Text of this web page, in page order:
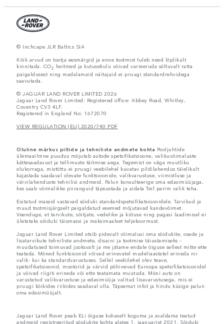
© Inchcape JLR Baltics SIA
Kõik arvud on tootja eesmärgid ja enne tootmist tuleb need lõplikult
kinnitada. CO2 heitmed ja kutusekulu võivad varieeruda sõltuvalt ratta
paigaldusest ning madalamaid näitajaid ei pruugi standardrehvidega
saavutada.
© JAGUAR LAND ROVER LIMITED 2026
Jaguar Land Rover Limited: Registered office: Abbey Road, Whitley,
Coventry CV3 4LF.
Registered in England No: 1672070
VIEW REGULATION (EU) 2020/740 PDF
Oluline märkus piltide ja tehniliste andmete kohta Pooljuhtide
ülemaailmne puudus mõjutab autode spetsifikatsioone, valikuvõimaluste
kättesaadavust ja tellimuste täitmise aega. Tegemist on väga muutliku
olukorraga, mistõttu ei pruugi veebilehel kuvatav pildilahendus täielikult
kajastada saadaval olevate funktsioonide, valikvarustuse, viimistluse ja
värvilahenduste tehnilisi andmeid. Palun konsulteerige oma edasimüüjaga,
kes saab võimalikke piiranguid täpsustada ja aidata Teil parim valik teha.
Esitatud massid vastavad sõiduki standardspetsifikatsioonidele. Tarvikud ja
muud tootmisjärgselt paigaldatud esemed mõjutavad kandevõimet.
Veenduge, et tarvikute, sõitjate, vedelike ja kütuse ning pagasi laadimisel ei
ületataks sõiduki täismassi ja maksimaalset teljekoormust.
Jaguar Land Rover Limited otsib pidevalt võimalusi oma sõidukite, osade ja
lisatarvikute tehniliste andmete, disaini ja tootmise täiustamiseks –
muudatused toimuvad jooksvalt ja me jätame endale õiguse sellest mitte ette
teatada. Mõned funktsioonid võivad erinevatel mudeliaastatel erineda nii
valik- kui ka standardvarustuses. Sellel veebilehel olev teave,
spetsifikatsioonid, mootorid ja värvid põhinevad Euroopa spetsifikatsioonidel
ja võivad riigiti erineda või ette teatamata muutuda. Mõni auto on
varustatud valikvarustuse ja edasimüüja valitud lisavarustusega, mis ei
pruugi kõikides riikides saadaval olla. Täpsemat infot ja hindu küsige palun
oma edasimüüjalt.
Jaguar Land Rover peab ELi õiguse kohaselt koguma ja avaldama teatud
andmeid registreeritud sõidukite kohta alates 1. jaanuarist 2021. Sõiduki